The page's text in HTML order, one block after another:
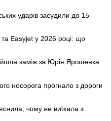
ударів засудили до 15
Easyjet у 2026 році: що
заміж за Юрія Ярошенка
носорога прогнало з дороги
чому не виїхала з